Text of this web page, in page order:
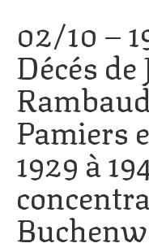
Thèmes
Agriculture,
Cartulaire de
Catharisme
Dates
02/10 –
Décés de
Pamiers
1929 à